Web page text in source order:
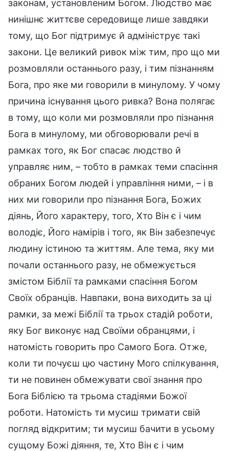
законам, установленим Богом. Людство має
нинішнє життєве середовище лише завдяки
тому, що Бог підтримує й адмініструє такі
закони. Це великий ривок між тим, про що ми
розмовляли останнього разу, і тим пізнанням
Бога, про яке ми говорили в минулому. У чому
причина існування цього ривка? Вона полягає
в тому, що коли ми розмовляли про пізнання
Бога в минулому, ми обговорювали речі в
рамках того, як Бог спасає людство й
управляє ним, – тобто в рамках теми спасіння
обраних Богом людей і управління ними, – і в
них ми говорили про пізнання Бога, Божих
діянь, Його характеру, того, Хто Він є і чим
володіє, Його намірів і того, як Він забезпечує
людину істиною та життям. Але тема, яку ми
почали останнього разу, не обмежується
змістом Біблії та рамками спасіння Богом
Своїх обранців. Навпаки, вона виходить за ці
рамки, за межі Біблії та трьох стадій роботи,
яку Бог виконує над Своїми обранцями, і
натомість говорить про Самого Бога. Отже,
коли ти почуєш цю частину Мого спілкування,
ти не повинен обмежувати свої знання про
Бога Біблією та трьома стадіями Божої
роботи. Натомість ти мусиш тримати свій
погляд відкритим; ти мусиш бачити в усьому
сущому Божі діяння, те, Хто Він є і чим